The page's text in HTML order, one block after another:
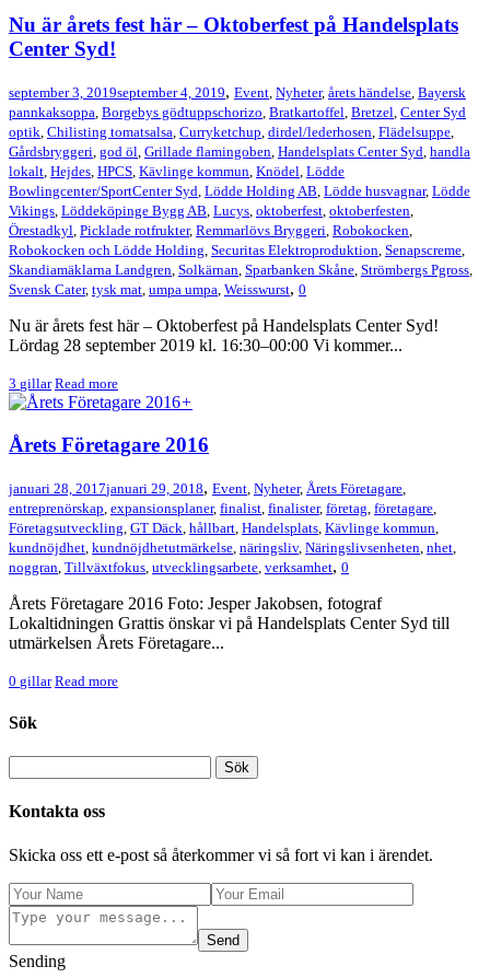
Nu är årets fest här – Oktoberfest på Handelsplats
Center Syd!
september 3, 2019september 4, 2019, Event, Nyheter, årets händelse, Bayersk
pannkaksoppa, Borgebys gödtuppschorizo, Bratkartoffel, Bretzel, Center Syd
optik, Chilisting tomatsalsa, Curryketchup, dirdel/lederhosen, Flädelsuppe,
Gårdsbryggeri, god öl, Grillade flamingoben, Handelsplats Center Syd, handla
lokalt, Hejdes, HPCS, Kävlinge kommun, Knödel, Lödde
Bowlingcenter/SportCenter Syd, Lödde Holding AB, Lödde husvagnar, Lödde
Vikings, Löddeköpinge Bygg AB, Lucys, oktoberfest, oktoberfesten,
Örestadkyl, Picklade rotfrukter, Remmarlövs Bryggeri, Robokocken,
Robokocken och Lödde Holding, Securitas Elektroproduktion, Senapscreme,
Skandiamäklarna Landgren, Solkärnan, Sparbanken Skåne, Strömbergs Pgross,
Svensk Cater, tysk mat, umpa umpa, Weisswurst, 0
Nu är årets fest här – Oktoberfest på Handelsplats Center Syd!
Lördag 28 september 2019 kl. 16:30–00:00 Vi kommer...
3 gillar Read more
+
Årets Företagare 2016
januari 28, 2017januari 29, 2018, Event Nyheter, Årets Företagare
entreprenörskap expansionsplaner, finalist finalister, företag företagare
Företagsutveckling GT Däck hållbart Handelsplats Kävlinge kommun
kundnöjdhet kundnöjdhetutmärkelse näringsliv, Näringslivsenheten nhet
noggran Tillväxtfokus utvecklingsarbete verksamhet, 0
Årets Företagare 2016 Foto: Jesper Jakobsen, fotograf
Lokaltidningen Grattis önskar vi på Handelsplats Center Syd till
utmärkelsen Årets Företagare...
0 gillar Read more
Sök
Kontakta oss
Skicka oss ett e-post så återkommer vi så fort vi kan i ärendet.
Send
Sending